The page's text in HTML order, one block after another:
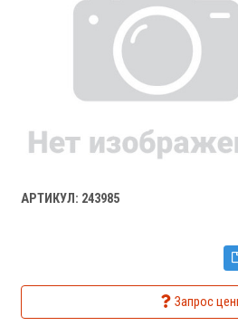
АРТИКУЛ: 243985
Запрос